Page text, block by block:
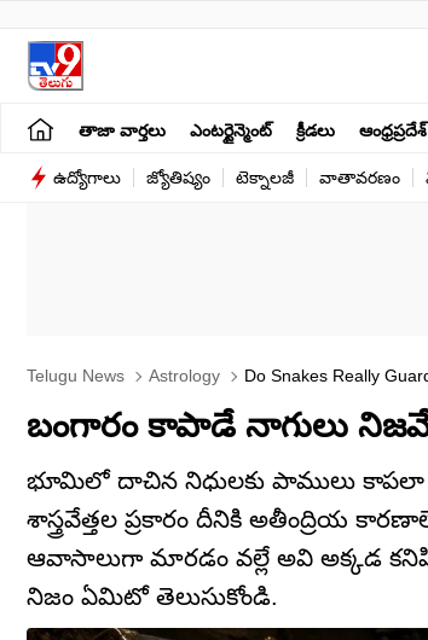
తాజా వార్తలు ఎంటర్టైన్మెంట్ క్రీడలు ఆంధ్రప్రదేశ్
ఉద్యోగాలు జ్యోతిష్యం టెక్నాలజీ వాతావరణం
Telugu News Astrology Do Snakes Really
బంగారం కాపాడే నాగులు
భూమిలో దాచిన నిధులకు పాములు కాపలా
శాస్త్రవేత్తల ప్రకారం దీనికి అతీంద్రియ
ఆవాసాలుగా మారడం వల్లే అవి అక్కడ
నిజం ఏమిటో తెలుసుకోండి.